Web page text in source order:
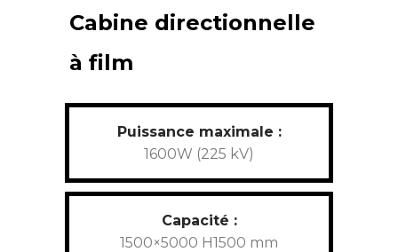
Cabine directionnelle
à film
Puissance maximale :
1600W (225 kV)
Capacité :
1500×5000 H1500 mm